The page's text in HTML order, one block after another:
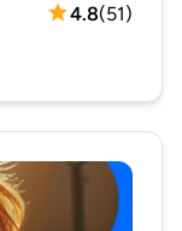
4.8(51)